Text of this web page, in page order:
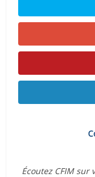
Écoutez CFIM